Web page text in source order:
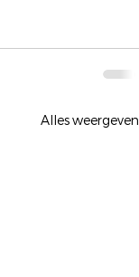
Alles weergeven